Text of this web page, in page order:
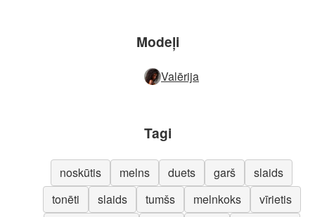
Modeļi
Valērija
Tagi
noskūtis melns duets garš
slaids
tonēti
slaids tumšs melnkoks
vīrietis